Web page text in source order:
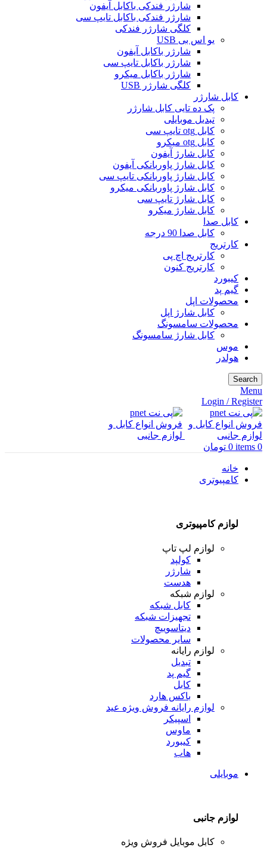
شارژر فندکی باکابل آیفون
شارژر فندکی باکابل تایپ سی
کلگی شارژر فندکی
یو اس بی USB
شارژر باکابل آیفون
شارژر باکابل تایپ سی
شارژر باکابل میکرو
کلگی شارژر USB
کابل شارژر
پک ده تایی کابل شارژر
تبدیل موبایلی
کابل otg تایپ سی
کابل otg میکرو
کابل شارژ آیفون
کابل شارژ پاوربانکی آیفون
کابل شارژ پاوربانکی تایپ سی
کابل شارژ پاوربانکی میکرو
کابل شارژ تایپ سی
کابل شارژ میکرو
کابل صدا
کابل صدا 90 درجه
کارتریج
کارتریج اچ پی
کارتریج کنون
کیبورد
گیم پد
محصولات اپل
کابل شارژ اپل
محصولات سامسونگ
کابل شارژ سامسونگ
موس
هولدر
Search
Menu
Login / Register
0
items
0 تومان
خانه
کامپیوتری
لوازم کامپیوتری
لوازم لپ تاپ
کولپد
شارژر
هدست
لوازم شبکه
کابل شبکه
تجهیزات شبکه
دیتاسوییچ
سایر محصولات
لوازم رایانه
تبدیل
گیم پد
کابل
باکس هارد
لوازم رایانه فروش ویژه عید
اسپیکر
ماوس
کیبورد
هاب
موبایلی
لوازم جانبی
کابل موبایل فروش ویژه